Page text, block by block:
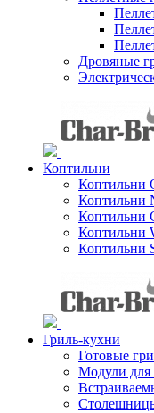
Дровяные
Коптильни
Коптильни
Коптильни
Коптильни
Коптильни
Коптильни
Гриль-кухни
Готовые
Модули для